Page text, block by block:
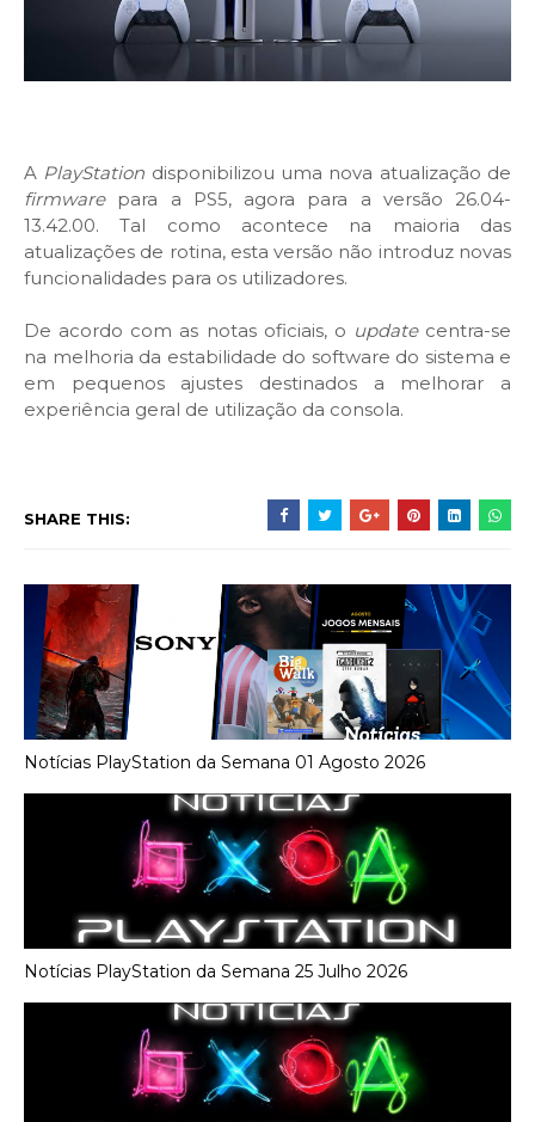
A PlayStation disponibilizou uma nova atualização de
firmware para a PS5, agora para a versão 26.04-
13.42.00. Tal como acontece na maioria das
atualizações de rotina, esta versão não introduz novas
funcionalidades para os utilizadores.
De acordo com as notas oficiais, o update centra-se
na melhoria da estabilidade do software do sistema e
em pequenos ajustes destinados a melhorar a
experiência geral de utilização da consola.
SHARE THIS:
Notícias PlayStation da Semana 01 Agosto 2026
Notícias PlayStation da Semana 25 Julho 2026